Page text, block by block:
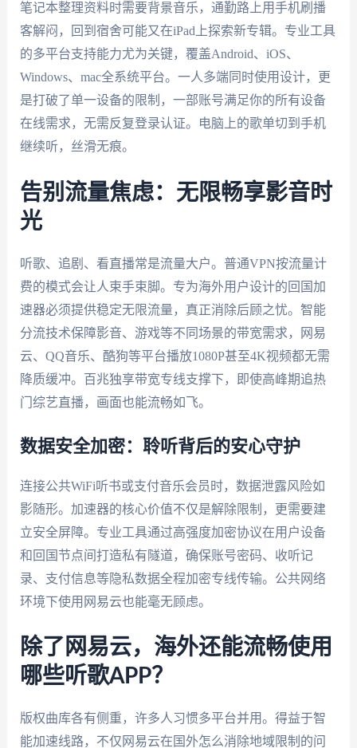
笔记本整理资料时需要背景音乐，通勤路上用手机刷播
客解闷，回到宿舍可能又在iPad上探索新专辑。专业工具
的多平台支持能力尤为关键，覆盖Android、iOS、
Windows、mac全系统平台。一人多端同时使用设计，更
是打破了单一设备的限制，一部账号满足你的所有设备
在线需求，无需反复登录认证。电脑上的歌单切到手机
继续听，丝滑无痕。
告别流量焦虑：无限畅享影音时
光
听歌、追剧、看直播常是流量大户。普通VPN按流量计
费的模式会让人束手束脚。专为海外用户设计的回国加
速器必须提供稳定无限流量，真正消除后顾之忧。智能
分流技术保障影音、游戏等不同场景的带宽需求，网易
云、QQ音乐、酷狗等平台播放1080P甚至4K视频都无需
降质缓冲。百兆独享带宽专线支撑下，即使高峰期追热
门综艺直播，画面也能流畅如飞。
数据安全加密：聆听背后的安心守护
连接公共WiFi听书或支付音乐会员时，数据泄露风险如
影随形。加速器的核心价值不仅是解除限制，更需要建
立安全屏障。专业工具通过高强度加密协议在用户设备
和回国节点间打造私有隧道，确保账号密码、收听记
录、支付信息等隐私数据全程加密专线传输。公共网络
环境下使用网易云也能毫无顾虑。
除了网易云，海外还能流畅使用
哪些听歌APP？
版权曲库各有侧重，许多人习惯多平台并用。得益于智
能加速线路，不仅网易云在国外怎么消除地域限制的问